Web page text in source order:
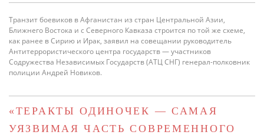
Транзит боевиков в Афганистан из стран Центральной Азии,
Ближнего Востока и с Северного Кавказа строится по той же схеме,
как ранее в Сирию и Ирак, заявил на совещании руководитель
Антитеррористического центра государств — участников
Содружества Независимых Государств (АТЦ СНГ) генерал-полковник
полиции Андрей Новиков.
«ТЕРАКТЫ ОДИНОЧЕК — САМАЯ
УЯЗВИМАЯ ЧАСТЬ СОВРЕМЕННОГО